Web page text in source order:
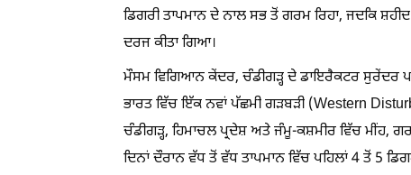
ਡਿਗਰੀ ਤਾਪਮਾਨ ਦੇ ਨਾਲ ਸਭ ਤੋਂ ਗਰਮ ਰਿਹਾ, ਜਦਕਿ
ਦਰਜ ਕੀਤਾ ਗਿਆ।
ਮੌਸਮ ਵਿਗਿਆਨ ਕੇਂਦਰ, ਚੰਡੀਗੜ੍ਹ ਦੇ ਡਾਇਰੈਕਟਰ ਸੁਰੇਂਦਰ
ਭਾਰਤ ਵਿੱਚ ਇੱਕ ਨਵਾਂ ਪੱਛਮੀ ਗੜਬੜੀ (Western
ਚੰਡੀਗੜ੍ਹ, ਹਿਮਾਚਲ ਪ੍ਰਦੇਸ਼ ਅਤੇ ਜੰਮੂ-ਕਸ਼ਮੀਰ ਵਿੱਚ
ਦਿਨਾਂ ਦੌਰਾਨ ਵੱਧ ਤੋਂ ਵੱਧ ਤਾਪਮਾਨ ਵਿੱਚ ਪਹਿਲਾਂ 4 ਤੋਂ 5